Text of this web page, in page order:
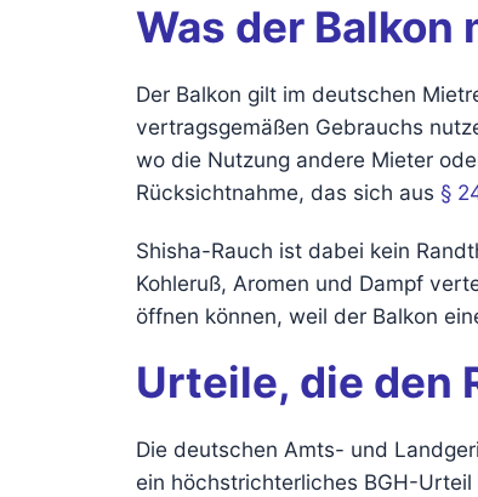
Was der
Der Balkon gilt im deutschen
vertragsgemäßen Gebrauchs
wo die Nutzung andere Mieter
Rücksichtnahme, das sich aus §
Shisha-Rauch ist dabei kein
Kohleruß, Aromen und Dampf
öffnen können, weil der Balkon
Urteile, die den
Die deutschen Amts- und
ein höchstrichterliches BGH-